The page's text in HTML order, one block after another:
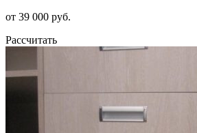
от 39 000 руб.
Рассчитать